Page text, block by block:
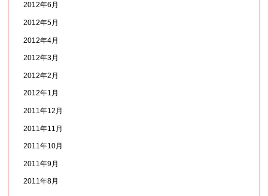
2012年6月
2012年5月
2012年4月
2012年3月
2012年2月
2012年1月
2011年12月
2011年11月
2011年10月
2011年9月
2011年8月